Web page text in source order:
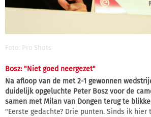
Foto: Pro Shots
Bosz: "Niet goed neergezet"
Na afloop van de met 2-1 gewonnen
duidelijk opgeluchte Peter Bosz voor de
samen met Milan van Dongen terug te
"Eerste gedachte? Drie punten. Sinds ik hier